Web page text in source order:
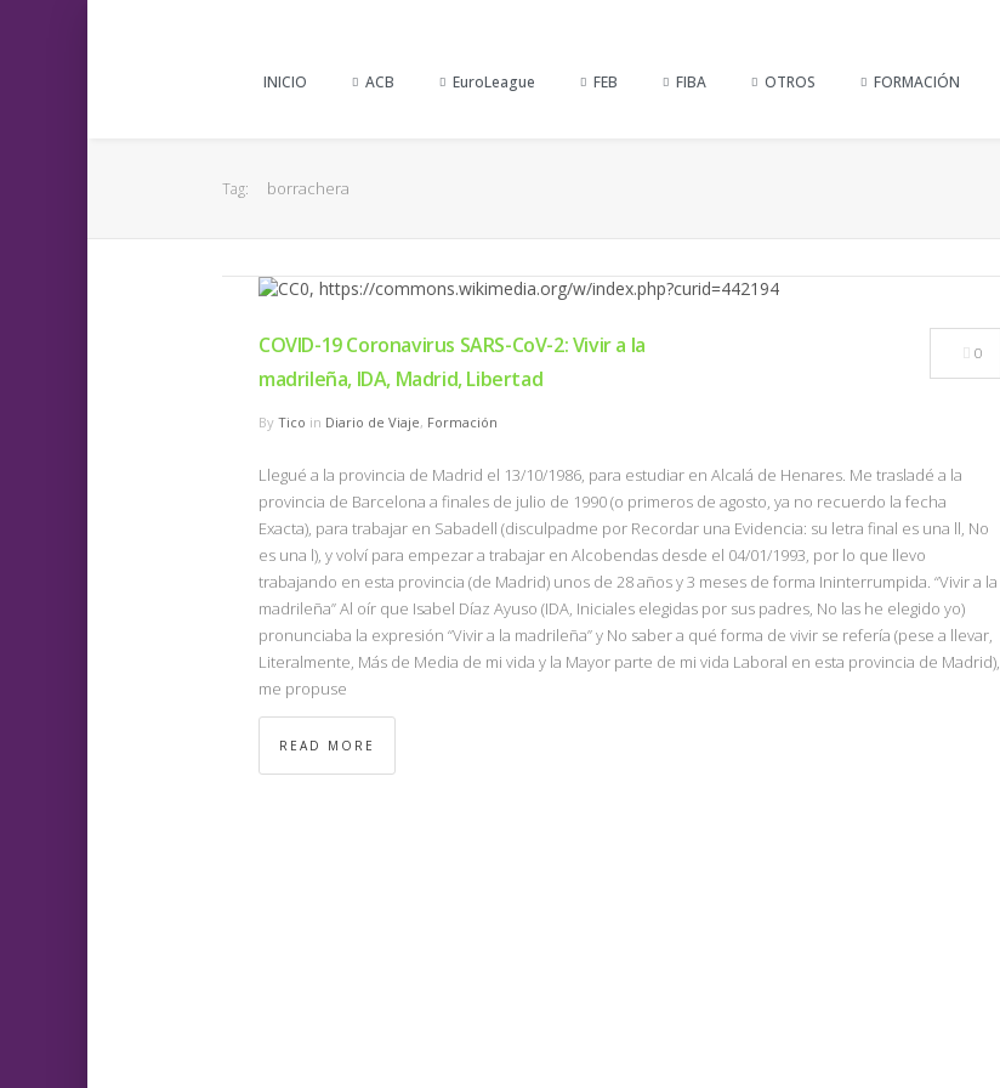
INICIO ACB EuroLeague FEB FIBA OTROS FORMACIÓN
Tag: borrachera
COVID-19 Coronavirus SARS-CoV-2: Vivir a la
madrileña, IDA, Madrid, Libertad
By Tico in Diario de Viaje, Formación
0
Llegué a la provincia de Madrid el 13/10/1986, para estudiar en Alcalá de Henares. Me trasladé a la
provincia de Barcelona a finales de julio de 1990 (o primeros de agosto, ya no recuerdo la fecha
Exacta), para trabajar en Sabadell (disculpadme por Recordar una Evidencia: su letra final es una ll, No
es una l), y volví para empezar a trabajar en Alcobendas desde el 04/01/1993, por lo que llevo
trabajando en esta provincia (de Madrid) unos de 28 años y 3 meses de forma Ininterrumpida. “Vivir a la
madrileña” Al oír que Isabel Díaz Ayuso (IDA, Iniciales elegidas por sus padres, No las he elegido yo)
pronunciaba la expresión “Vivir a la madrileña” y No saber a qué forma de vivir se refería (pese a llevar,
Literalmente, Más de Media de mi vida y la Mayor parte de mi vida Laboral en esta provincia de Madrid),
me propuse
READ MORE